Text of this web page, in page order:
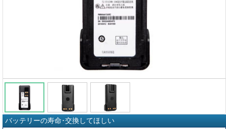
バッテリーの寿命･交換してほしい